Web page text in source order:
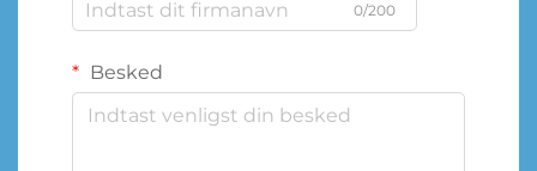
0/200
Besked